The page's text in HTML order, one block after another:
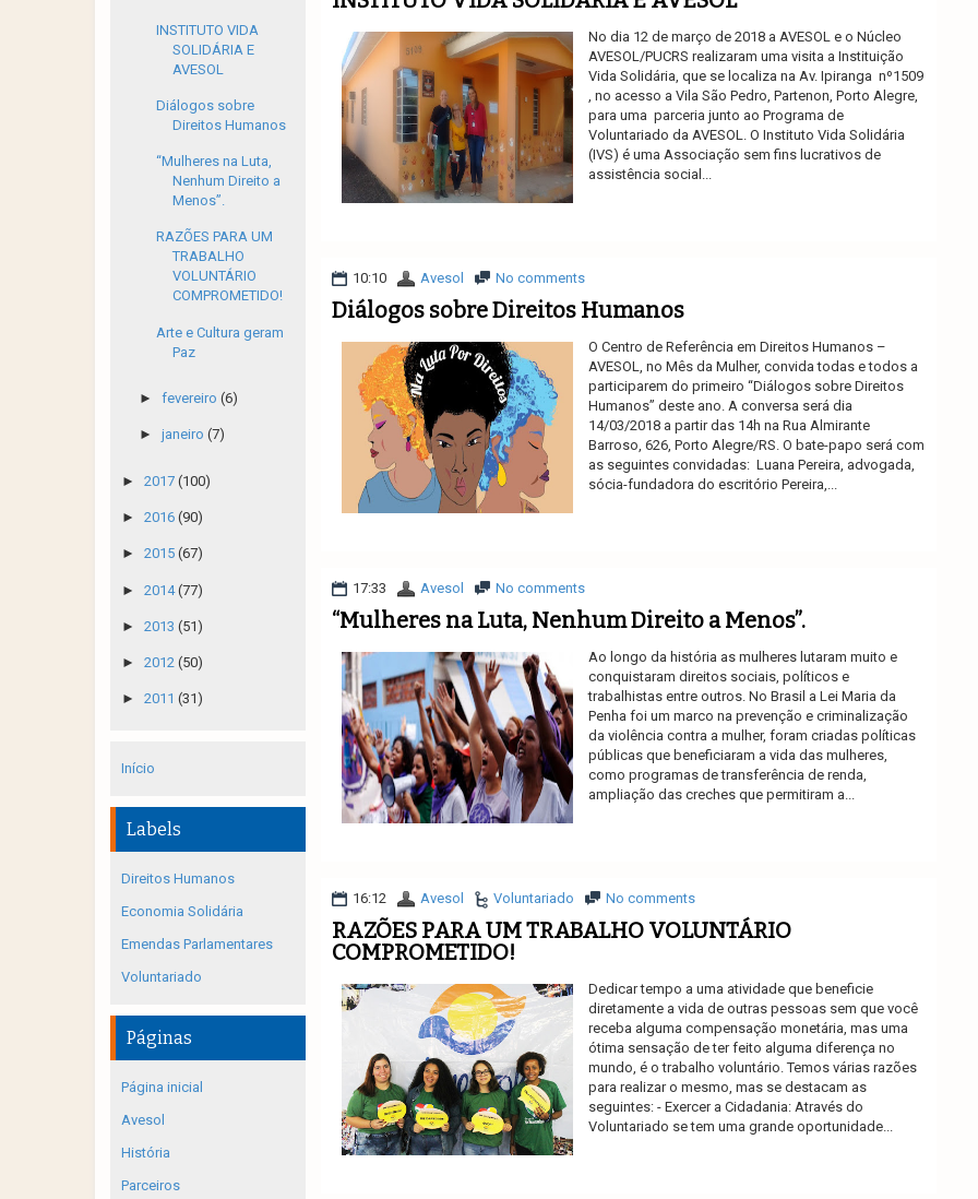
No dia 12 de março de 2018 a AVESOL e o Núcleo
AVESOL/PUCRS realizaram uma visita a Instituição
Vida Solidária, que se localiza na Av. Ipiranga nº1509
, no acesso a Vila São Pedro, Partenon, Porto Alegre,
para uma parceria junto ao Programa de
Voluntariado da AVESOL. O Instituto Vida Solidária
(IVS) é uma Associação sem fins lucrativos de
assistência social...
10:10 Avesol No comments
Diálogos sobre Direitos Humanos
O Centro de Referência em Direitos Humanos –
AVESOL, no Mês da Mulher, convida todas e todos a
participarem do primeiro “Diálogos sobre Direitos
Humanos” deste ano. A conversa será dia
14/03/2018 a partir das 14h na Rua Almirante
Barroso, 626, Porto Alegre/RS. O bate-papo será com
as seguintes convidadas: Luana Pereira, advogada,
sócia-fundadora do escritório Pereira,...
17:33 Avesol No comments
“Mulheres na Luta, Nenhum Direito a Menos”.
Ao longo da história as mulheres lutaram muito e
conquistaram direitos sociais, políticos e
trabalhistas entre outros. No Brasil a Lei Maria da
Penha foi um marco na prevenção e criminalização
da violência contra a mulher, foram criadas políticas
públicas que beneficiaram a vida das mulheres,
como programas de transferência de renda,
ampliação das creches que permitiram a...
16:12 Avesol Voluntariado No comments
RAZÕES PARA UM TRABALHO VOLUNTÁRIO
COMPROMETIDO!
Dedicar tempo a uma atividade que beneficie
diretamente a vida de outras pessoas sem que você
receba alguma compensação monetária, mas uma
ótima sensação de ter feito alguma diferença no
mundo, é o trabalho voluntário. Temos várias razões
para realizar o mesmo, mas se destacam as
seguintes: - Exercer a Cidadania: Através do
Voluntariado se tem uma grande oportunidade...
INSTITUTO VIDA
SOLIDÁRIA E
AVESOL
Diálogos sobre
Direitos Humanos
“Mulheres na Luta,
Nenhum Direito a
Menos”.
RAZÕES PARA UM
TRABALHO
VOLUNTÁRIO
COMPROMETIDO!
Arte e Cultura geram
Paz
► fevereiro (6)
► janeiro (7)
► 2017 (100)
► 2016 (90)
► 2015 (67)
► 2014(77)
► 2013 (51)
► 2012 (50)
► 2011 (31)
Início
Labels
Direitos Humanos
Economia Solidária
Emendas Parlamentares
Voluntariado
Páginas
Página inicial
Avesol
História
Parceiros